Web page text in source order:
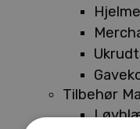
Tilbehør